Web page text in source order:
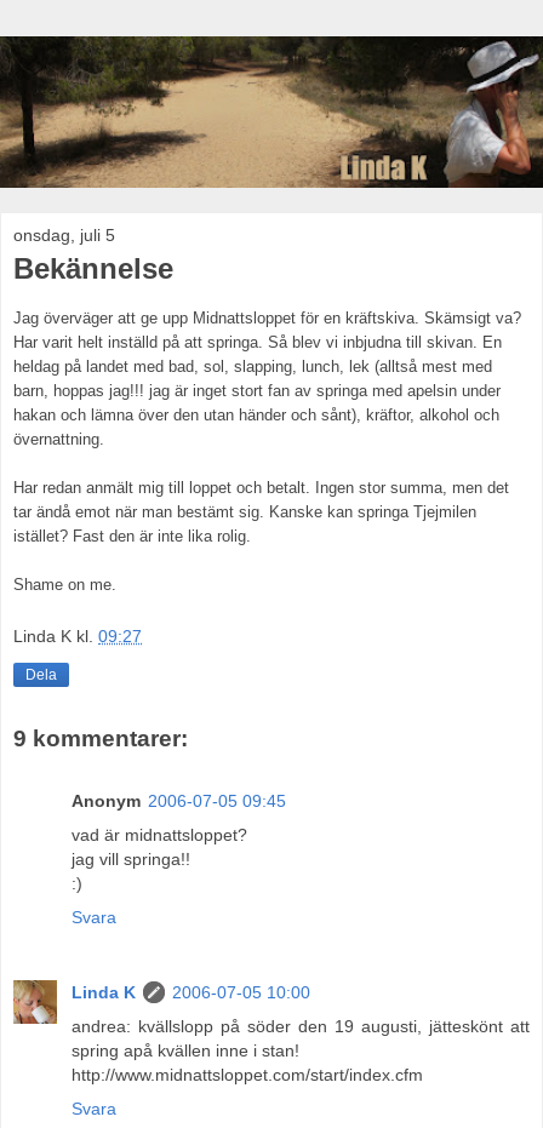
onsdag, juli 5
Bekännelse
Jag överväger att ge upp Midnattsloppet för en kräftskiva. Skämsigt va?
Har varit helt inställd på att springa. Så blev vi inbjudna till skivan. En
heldag på landet med bad, sol, slapping, lunch, lek (alltså mest med
barn, hoppas jag!!! jag är inget stort fan av springa med apelsin under
hakan och lämna över den utan händer och sånt), kräftor, alkohol och
övernattning.
Har redan anmält mig till loppet och betalt. Ingen stor summa, men det
tar ändå emot när man bestämt sig. Kanske kan springa Tjejmilen
istället? Fast den är inte lika rolig.
Shame on me.
Linda K kl. 09:27
Dela
9 kommentarer:
Anonym 2006-07-05 09:45
vad är midnattsloppet?
jag vill springa!!
:)
Svara
Linda K
2006-07-05 10:00
andrea: kvällslopp på söder den 19 augusti, jätteskönt att
spring apå kvällen inne i stan!
http://www.midnattsloppet.com/start/index.cfm
Svara